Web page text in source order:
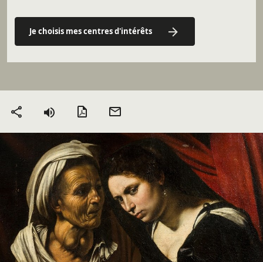
Je choisis mes centres d'intérêts
Partager Version PDF